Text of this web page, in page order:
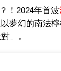
！2024年首波
夢幻的南法
」。